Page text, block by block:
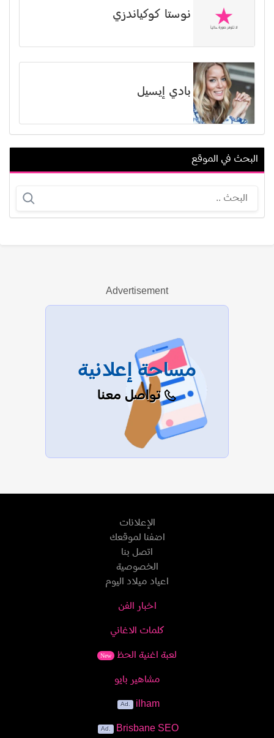
نوستا كوكياندزي
بادي إيسيل
غنوة محمد علي
عرض الكل
البحث في الموقع
Advertisement
مساحة إعلانية
تواصل معنا
الإعلانات
اضفنا لموقعك
اتصل بنا
الخصوصية
اعياد ميلاد اليوم
اخبار الفن
كلمات الاغاني
لعبة اغنية الحظ New
مشاهير بايو
ilham
Brisbane SEO